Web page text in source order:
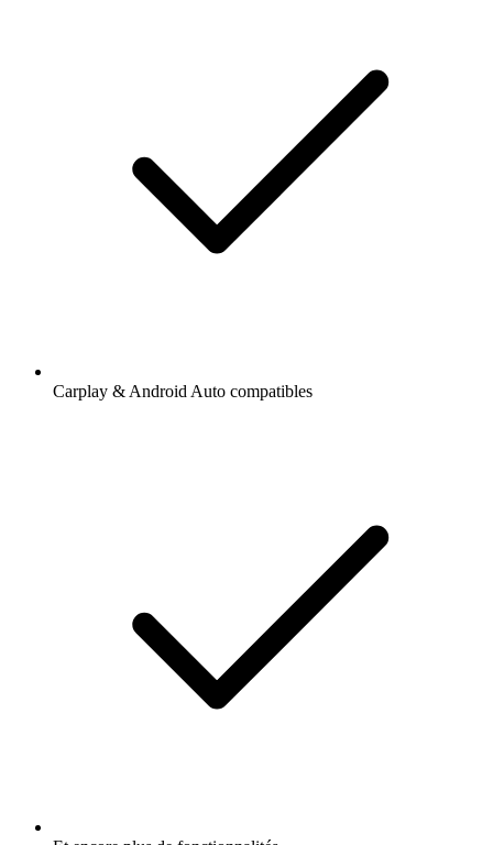
Carplay & Android Auto compatibles